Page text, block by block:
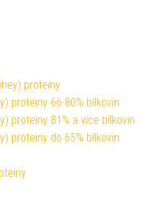
proteiny
proteiny 66-80% bílkovin
proteiny 81% a více bílkovin
proteiny do 65% bílkovin